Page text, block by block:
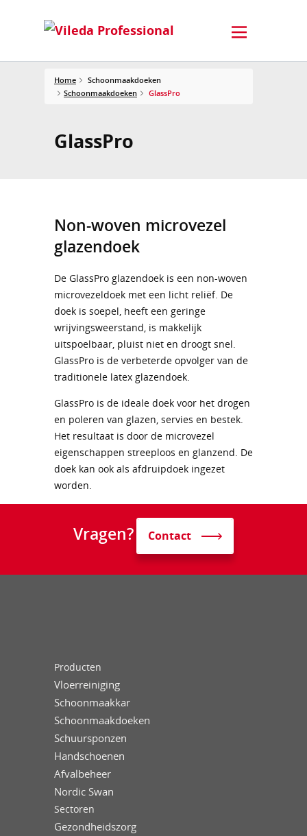
Home
Schoonmaakdoeken
Schoonmaakdoeken
GlassPro
GlassPro
Non-woven microvezel
glazendoek
De GlassPro glazendoek is een non-woven
microvezeldoek met een licht reliëf. De
doek is soepel, heeft een geringe
wrijvingsweerstand, is makkelijk
uitspoelbaar, pluist niet en droogt snel.
GlassPro is de verbeterde opvolger van de
traditionele latex glazendoek.
GlassPro is de ideale doek voor het drogen
en poleren van glazen, servies en bestek.
Het resultaat is door de microvezel
eigenschappen streeploos en glanzend. De
doek kan ook als afdruipdoek ingezet
worden.
Vragen? Contact
Producten
Vloerreiniging
Schoonmaakkar
Schoonmaakdoeken
Schuursponzen
Handschoenen
Afvalbeheer
Nordic Swan
Sectoren
Gezondheidszorg